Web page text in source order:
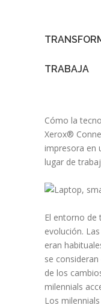
TRABAJA
Cómo la
Xerox®
impresora en
lugar de
El entorno de
evolución.
eran
se
de los
milennials
Los